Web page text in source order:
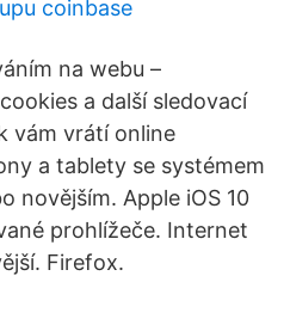
coinbase
na webu –
a další sledovací
vám vrátí online
a tablety se systémem
novějším. Apple iOS 10
prohlížeče. Internet
Firefox.